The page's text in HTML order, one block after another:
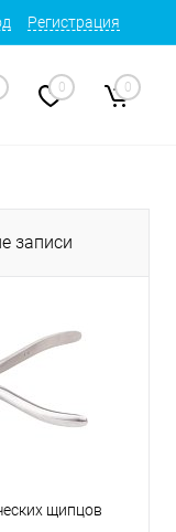
Регистрация
0 0
записи
щипцов